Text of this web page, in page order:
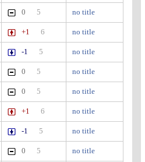
0 5 no title
+1 6 no title
-1 5 no title
0 5 no title
0 5 no title
+1 6 no title
-1 5 no title
0 5 no title